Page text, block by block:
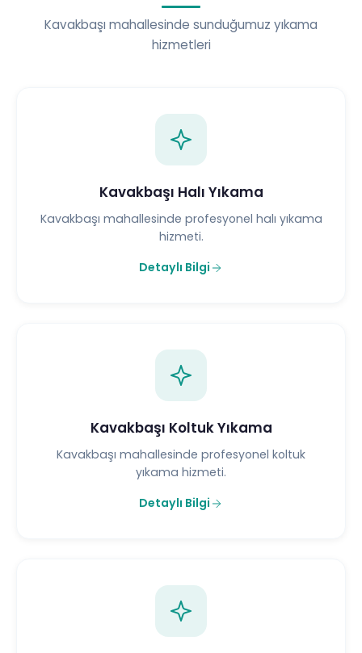
Kavakbaşı mahallesinde sunduğumuz yıkama
hizmetleri
Kavakbaşı Halı Yıkama
Kavakbaşı mahallesinde profesyonel halı yıkama
hizmeti.
Detaylı Bilgi
Kavakbaşı Koltuk Yıkama
Kavakbaşı mahallesinde profesyonel koltuk
yıkama hizmeti.
Detaylı Bilgi